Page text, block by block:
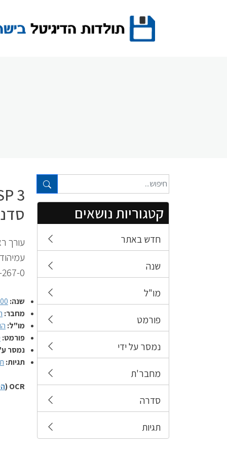
טקסט חופשי...
קטגוריות נושאים
חדש באתר
שנה
מו"ל
פורמט
נמסר על ידי
מחבר'ת
סדרה
תגיות
עורך
0
שנה:
מחבר:
מו"ל:
פורמט:
נמסר
תגיות:
OCR (